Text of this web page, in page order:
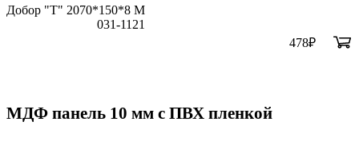
Добор "Т" 2070*150*8 М
031-1121
478₽
МДФ панель 10 мм с ПВХ пленкой